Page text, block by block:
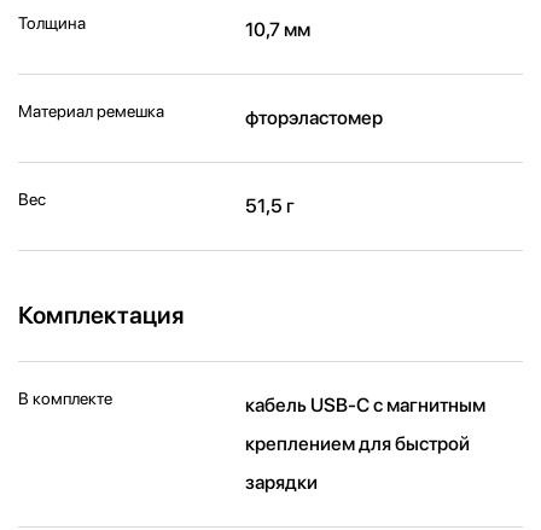
Толщина 10,7 мм
Материал ремешка фторэластомер
Вес 51,5 г
Комплектация
В комплекте
кабель USB‑C с магнитным
креплением для быстрой
зарядки